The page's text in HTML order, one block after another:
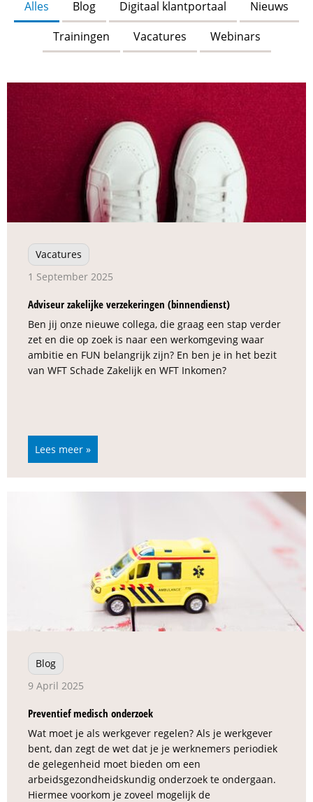
Alles Blog Digitaal klantportaal
Nieuws
Trainingen
Vacatures Webinars
Vacatures
1 September 2025
Adviseur zakelijke verzekeringen (binnendienst)
Ben jij onze nieuwe collega, die graag een stap verder
zet en die op zoek is naar een werkomgeving waar
ambitie en FUN belangrijk zijn? En ben je in het bezit
van WFT Schade Zakelijk en WFT Inkomen?
Lees meer »
Blog
9 April 2025
Preventief medisch onderzoek
Wat moet je als werkgever regelen? Als je werkgever
bent, dan zegt de wet dat je je werknemers periodiek
de gelegenheid moet bieden om een
arbeidsgezondheidskundig onderzoek te ondergaan.
Hiermee voorkom je zoveel mogelijk de